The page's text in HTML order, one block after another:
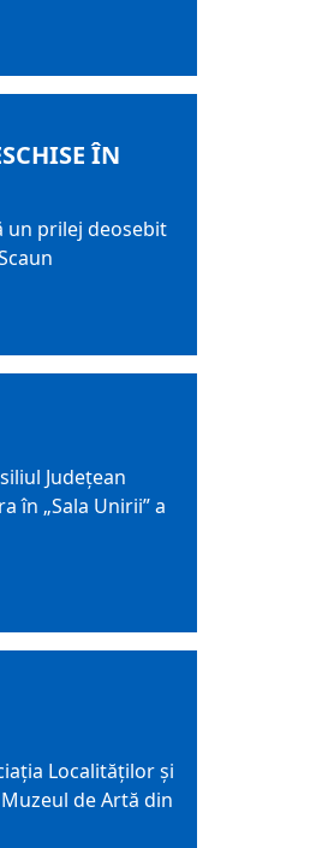
ÎN
un prilej deosebit
Judeţean
în „Sala Unirii” a
Localităților și
de Artă din